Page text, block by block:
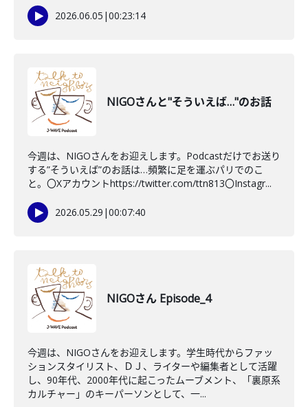
2026.06.05 |00:23:14
NIGOさんと"そういえば…"のお話
今週は、NIGOさんをお迎えします。Podcastだけでお送り
する”そういえば”のお話は…頻繁に足を運ぶパリでのこ
と。〇Xアカウントhttps://twitter.com/ttn813〇Instagr...
2026.05.29 |00:07:40
NIGOさん Episode_4
今週は、NIGOさんをお迎えします。学生時代からファッ
ションスタイリスト、ＤＪ、ライターや編集者として活躍
し、90年代、2000年代に起こったムーブメント、「裏原系
カルチャー」のキーパーソンとして、一...